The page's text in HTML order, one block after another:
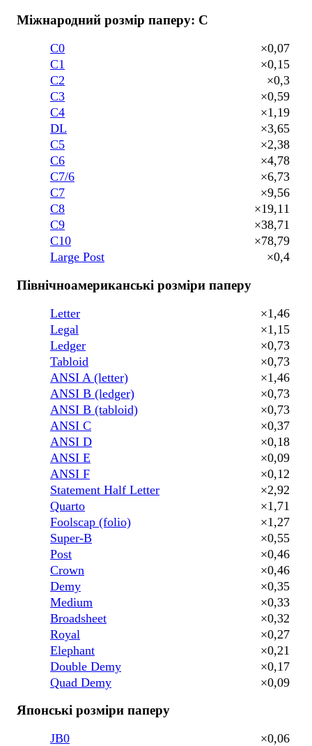
Міжнародний розмір паперу: C
C0
×0,07
C1
×0,15
C2
×0,3
C3
×0,59
C4
×1,19
DL
×3,65
C5
×2,38
C6
×4,78
C7/6
×6,73
C7
×9,56
C8
×19,11
C9
×38,71
C10
×78,79
Large Post
×0,4
Північноамериканські розміри паперу
Letter
×1,46
Legal
×1,15
Ledger
×0,73
Tabloid
×0,73
ANSI A (letter)
×1,46
ANSI B (ledger)
×0,73
ANSI B (tabloid)
×0,73
ANSI C
×0,37
ANSI D
×0,18
ANSI E
×0,09
ANSI F
×0,12
Statement Half Letter
×2,92
Quarto
×1,71
Foolscap (folio)
×1,27
Super-B
×0,55
Post
×0,46
Crown
×0,46
Demy
×0,35
Medium
×0,33
Broadsheet
×0,32
Royal
×0,27
Elephant
×0,21
Double Demy
×0,17
Quad Demy
×0,09
Японські розміри паперу
JB0
×0,06